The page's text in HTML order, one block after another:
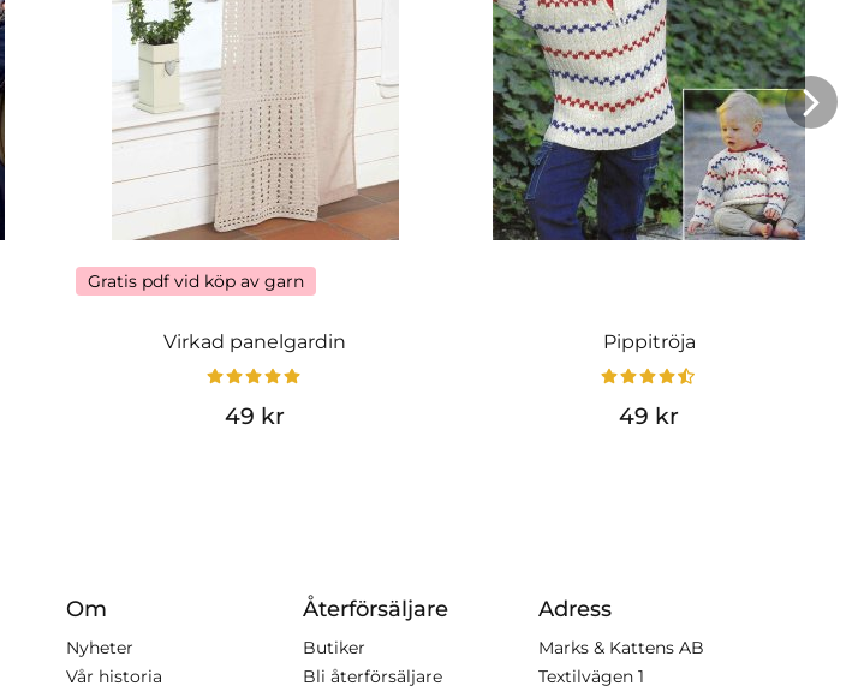
Gratis pdf vid köp av garn
Virkad panelgardin
49 kr
Pippitröja
49 kr
Om
Nyheter
Vår historia
Återförsäljare
Butiker
Bli återförsäljare
Adress
Marks & Kattens AB
Textilvägen 1